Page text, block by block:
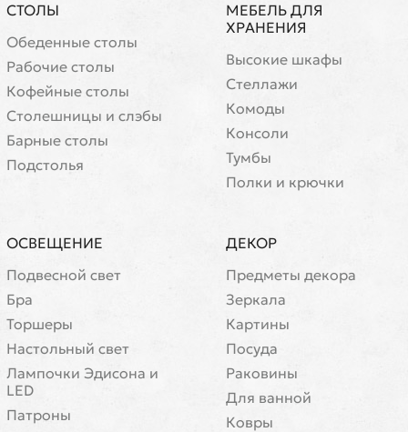
СТОЛЫ
Обеденные столы
Рабочие столы
Кофейные столы
Cтолешницы и слэбы
Барные столы
Подстолья
МЕБЕЛЬ ДЛЯ
ХРАНЕНИЯ
Высокие шкафы
Стеллажи
Комоды
Консоли
Тумбы
Полки и крючки
ОСВЕЩЕНИЕ
Подвесной свет
Бра
Торшеры
Настольный свет
Лампочки Эдисона и
LED
Патроны
ДЕКОР
Предметы декора
Зеркала
Картины
Посуда
Раковины
Для ванной
Ковры